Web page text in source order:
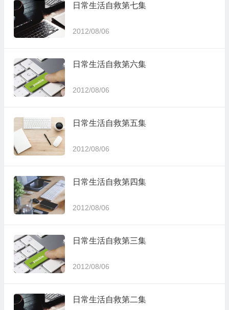
日常生活自救第七集
2012/08/06
日常生活自救第六集
2012/08/06
日常生活自救第五集
2012/08/06
日常生活自救第四集
2012/08/06
日常生活自救第三集
2012/08/06
日常生活自救第二集